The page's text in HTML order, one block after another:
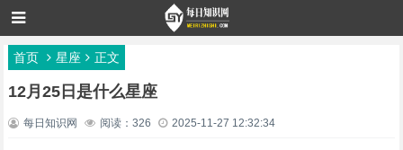
首页 星座 正文
12月25日是什么星座
每日知识网 阅读：326 2025-11-27 12:32:34